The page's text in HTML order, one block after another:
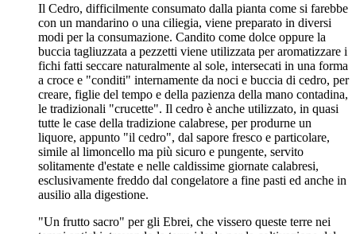
Il Cedro, difficilmente consumato dalla pianta come si farebbe
con un mandarino o una ciliegia, viene preparato in diversi
modi per la consumazione. Candito come dolce oppure la
buccia tagliuzzata a pezzetti viene utilizzata per aromatizzare i
fichi fatti seccare naturalmente al sole, intersecati in una forma
a croce e "conditi" internamente da noci e buccia di cedro, per
creare, figlie del tempo e della pazienza della mano contadina,
le tradizionali "crucette". Il cedro è anche utilizzato, in quasi
tutte le case della tradizione calabrese, per produrne un
liquore, appunto "il cedro", dal sapore fresco e particolare,
simile al limoncello ma più sicuro e pungente, servito
solitamente d'estate e nelle caldissime giornate calabresi,
esclusivamente freddo dal congelatore a fine pasti ed anche in
ausilio alla digestione.
"Un frutto sacro" per gli Ebrei, che vissero queste terre nei